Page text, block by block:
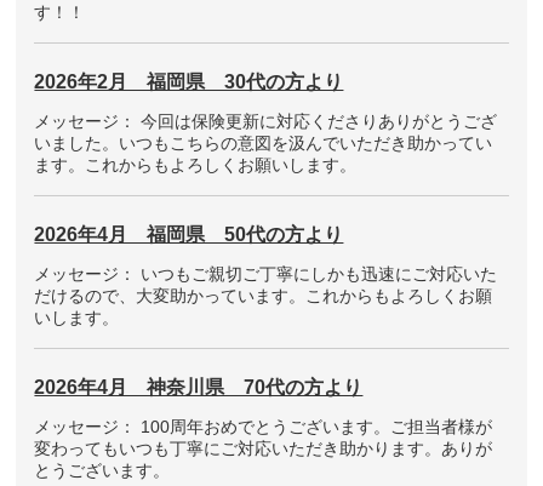
す！！
2026年2月 福岡県 30代の方より
メッセージ： 今回は保険更新に対応くださりありがとうござ
いました。いつもこちらの意図を汲んでいただき助かってい
ます。これからもよろしくお願いします。
2026年4月 福岡県 50代の方より
メッセージ： いつもご親切ご丁寧にしかも迅速にご対応いた
だけるので、大変助かっています。これからもよろしくお願
いします。
2026年4月 神奈川県 70代の方より
メッセージ： 100周年おめでとうございます。ご担当者様が
変わってもいつも丁寧にご対応いただき助かります。ありが
とうございます。